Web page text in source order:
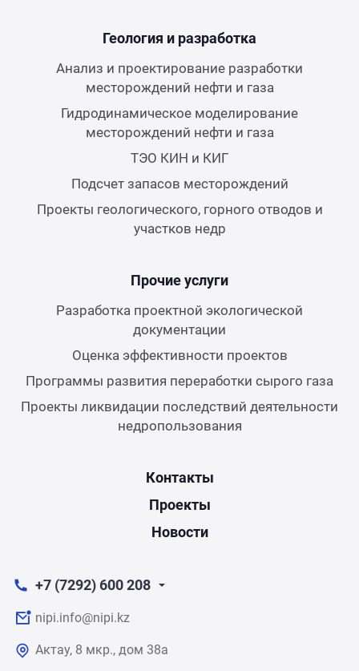
Геология и разработка
Анализ и проектирование разработки
месторождений нефти и газа
Гидродинамическое моделирование
месторождений нефти и газа
ТЭО КИН и КИГ
Подсчет запасов месторождений
Проекты геологического, горного отводов и
участков недр
Прочие услуги
Разработка проектной экологической
документации
Оценка эффективности проектов
Программы развития переработки сырого газа
Проекты ликвидации последствий деятельности
недропользования
Контакты
Проекты
Новости
+7 (7292) 600 208
nipi.info@nipi.kz
Актау, 8 мкр., дом 38а